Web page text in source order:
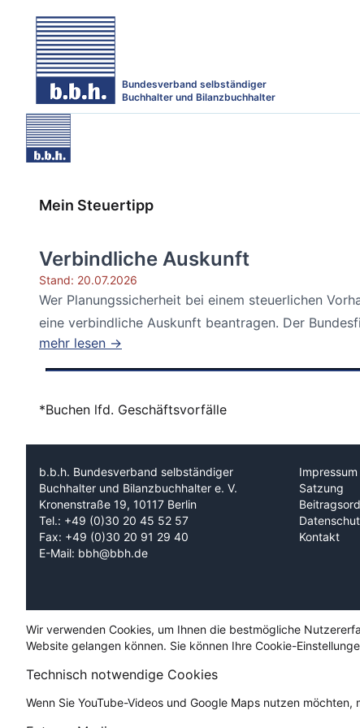
Bundesverband selbständiger
Buchhalter und Bilanzbuchhalter
Mein Steuertipp
Verbindliche Auskunft
Stand: 20.07.2026
Wer Planungssicherheit bei einem steuerlichen
eine verbindliche Auskunft beantragen. Der
mehr lesen →
*Buchen lfd. Geschäftsvorfälle
b.b.h. Bundesverband selbständiger
Buchhalter und Bilanzbuchhalter e. V.
Kronenstraße 19, 10117 Berlin
Tel.: +49 (0)30 20 45 52 57
Fax: +49 (0)30 20 91 29 40
E-Mail: bbh@bbh.de
Impressum
Satzung
Kontakt
Wir verwenden Cookies, um Ihnen die bestmögliche
Website gelangen können. Sie können Ihre Cookie-
Technisch notwendige Cookies
Wenn Sie YouTube-Videos und Google Maps nutzen